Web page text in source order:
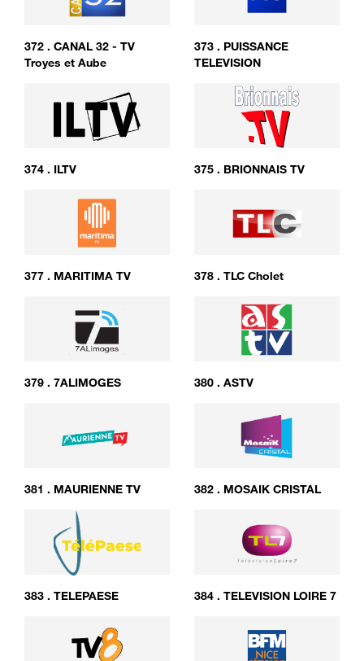
372 . CANAL 32 - TV
Troyes et Aube
373 . PUISSANCE
TELEVISION
374 . ILTV 375 . BRIONNAIS TV
377 . MARITIMA TV 378 . TLC Cholet
379 . 7ALIMOGES 380 . ASTV
381 . MAURIENNE TV 382 . MOSAIK CRISTAL
383 . TELEPAESE 384 . TELEVISION LOIRE 7